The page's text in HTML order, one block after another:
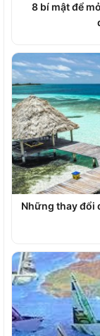
8 bí mật để
Những thay đổi